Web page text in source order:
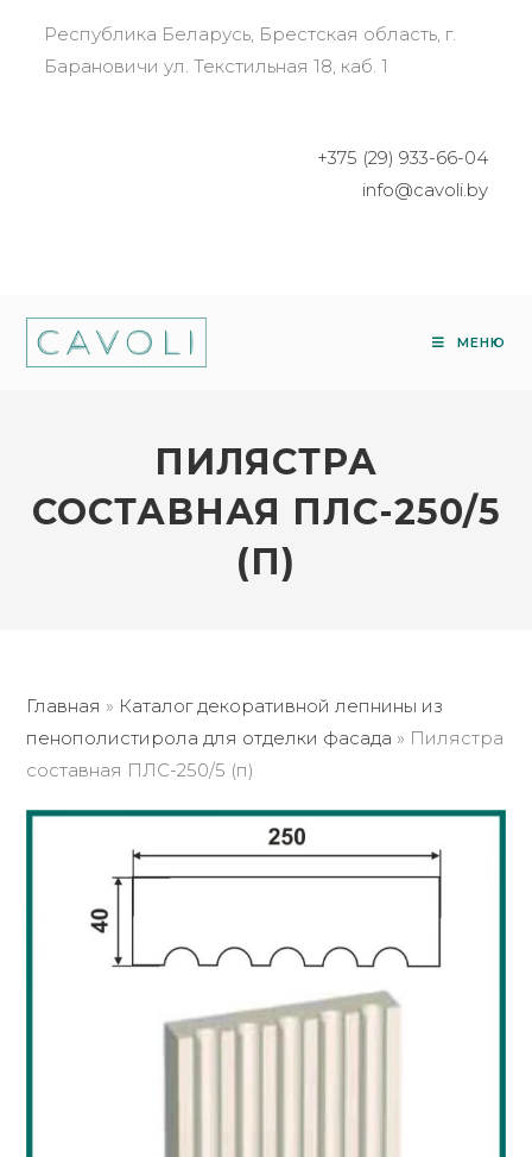
Республика Беларусь, Брестская область, г.
Барановичи ул. Текстильная 18, каб. 1
+375 (29) 933-66-04
info@cavoli.by
МЕНЮ
ПИЛЯСТРА
СОСТАВНАЯ ПЛС-250/5
(П)
Главная » Каталог декоративной лепнины из
пенополистирола для отделки фасада » Пилястра
составная ПЛС-250/5 (п)